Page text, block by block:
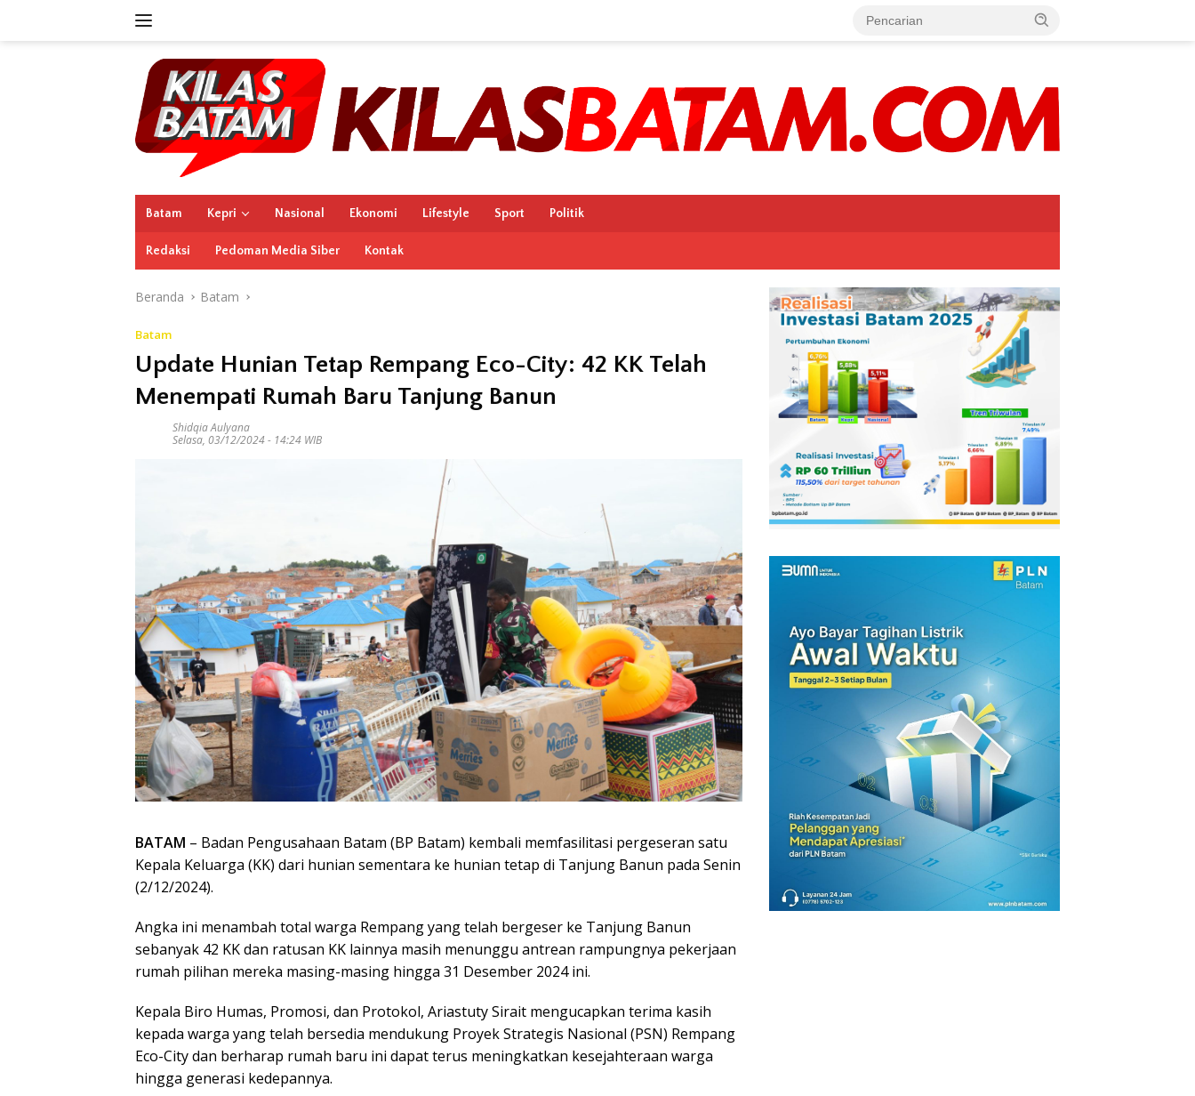
Batam Kepri Nasional Ekonomi Lifestyle Sport Politik
Redaksi Pedoman Media Siber Kontak
Beranda Batam
Batam
Update Hunian Tetap Rempang Eco-City: 42 KK Telah
Menempati Rumah Baru Tanjung Banun
Shidqia Aulyana
Selasa, 03/12/2024 - 14:24 WIB
BATAM – Badan Pengusahaan Batam (BP Batam) kembali memfasilitasi pergeseran satu
Kepala Keluarga (KK) dari hunian sementara ke hunian tetap di Tanjung Banun pada Senin
(2/12/2024).
Angka ini menambah total warga Rempang yang telah bergeser ke Tanjung Banun
sebanyak 42 KK dan ratusan KK lainnya masih menunggu antrean rampungnya pekerjaan
rumah pilihan mereka masing-masing hingga 31 Desember 2024 ini.
Kepala Biro Humas, Promosi, dan Protokol, Ariastuty Sirait mengucapkan terima kasih
kepada warga yang telah bersedia mendukung Proyek Strategis Nasional (PSN) Rempang
Eco-City dan berharap rumah baru ini dapat terus meningkatkan kesejahteraan warga
hingga generasi kedepannya.